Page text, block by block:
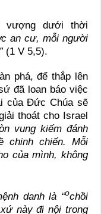
vượng dưới thời
an cư, mỗi người
(1 V 5,5).
phá, để thắp lên
đã loan báo việc
của Đức Chúa sẽ
thoát cho Israel
vung kiếm đánh
chinh chiến. Mỗi
của mình, không
danh là “ochồi
này đi nội trong